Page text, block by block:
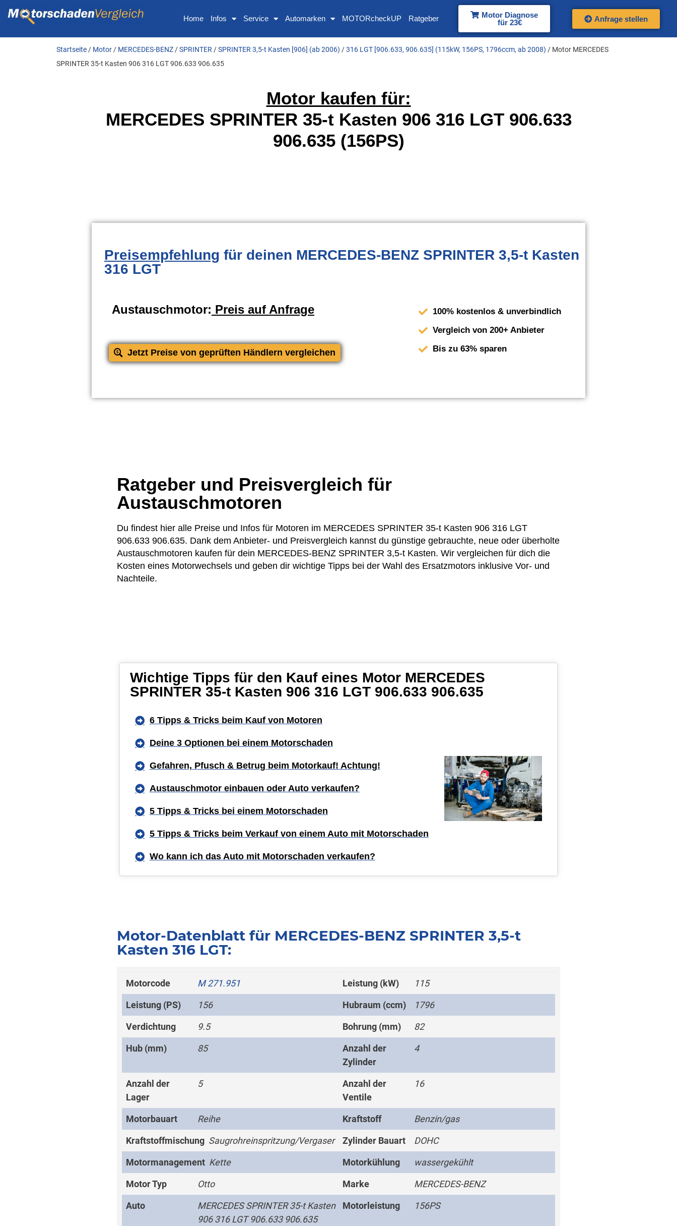
Home Infos Service Automarken MOTORcheckUP Ratgeber
Motor Diagnose
für 23€
Anfrage stellen
Startseite / Motor / MERCEDES-BENZ /SPRINTER /SPRINTER 3,5-t Kasten [906] (ab 2006) /316 LGT [906.633, 906.635] (115kW, 156PS, 1796ccm, ab 2008) / Motor MERCEDES
SPRINTER 35-t Kasten 906 316 LGT 906.633 906.635
Motor kaufen für:
MERCEDES SPRINTER 35-t Kasten 906 316 LGT 906.633
906.635 (156PS)
Preisempfehlung für deinen MERCEDES-BENZ SPRINTER 3,5-t Kasten
316 LGT
Austauschmotor: Preis auf Anfrage
Jetzt Preise von geprüften Händlern vergleichen
100% kostenlos & unverbindlich
Vergleich von 200+ Anbieter
Bis zu 63% sparen
Ratgeber und Preisvergleich für
Austauschmotoren
Du findest hier alle Preise und Infos für Motoren im MERCEDES SPRINTER 35-t Kasten 906 316 LGT
906.633 906.635. Dank dem Anbieter- und Preisvergleich kannst du günstige gebrauchte, neue oder überholte
Austauschmotoren kaufen für dein MERCEDES-BENZ SPRINTER 3,5-t Kasten. Wir vergleichen für dich die
Kosten eines Motorwechsels und geben dir wichtige Tipps bei der Wahl des Ersatzmotors inklusive Vor- und
Nachteile.
Wichtige Tipps für den Kauf eines Motor MERCEDES
SPRINTER 35-t Kasten 906 316 LGT 906.633 906.635
6 Tipps & Tricks beim Kauf von Motoren
Deine 3 Optionen bei einem Motorschaden
Gefahren, Pfusch & Betrug beim Motorkauf! Achtung!
Austauschmotor einbauen oder Auto verkaufen?
5 Tipps & Tricks bei einem Motorschaden
5 Tipps & Tricks beim Verkauf von einem Auto mit Motorschaden
Wo kann ich das Auto mit Motorschaden verkaufen?
Motor-Datenblatt für MERCEDES-BENZ SPRINTER 3,5-t
Kasten 316 LGT:
Motorcode M 271.951 Leistung (kW) 115
Leistung (PS) 156 Hubraum (ccm) 1796
Verdichtung 9.5 Bohrung (mm) 82
Hub (mm) 85
Anzahl der
Zylinder
4
Anzahl der
Lager
5
Anzahl der
Ventile
16
Motorbauart Reihe Kraftstoff Benzin/gas
Kraftstoffmischung Saugrohreinspritzung/Vergaser Zylinder Bauart DOHC
Motormanagement Kette Motorkühlung wassergekühlt
Motor Typ Otto Marke MERCEDES-BENZ
Auto
MERCEDES SPRINTER 35-t Kasten
906 316 LGT 906.633 906.635
Motorleistung 156PS